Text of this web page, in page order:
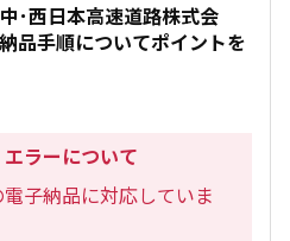
･西日本高速道路株式会
品手順についてポイントを
ラーについて
子納品に対応していま